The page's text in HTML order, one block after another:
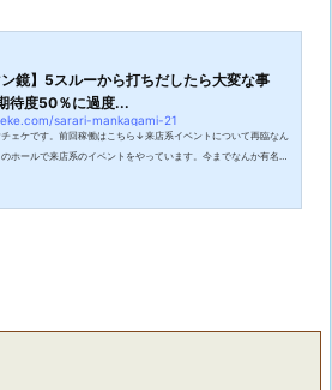
ン鏡】5スルーから打ちだしたら大変な事
待度50％に過度...
sarari-mankagami-21
ェケです。前回稼働はこちら↓来店系イベントについて再臨なん
ホールで来店系のイベントをやっています。今までなんか有名な